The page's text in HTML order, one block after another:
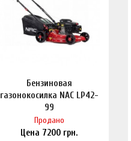
Бензиновая
газонокосилка NAC LP42-
99
Продано
Цена 7200 грн.